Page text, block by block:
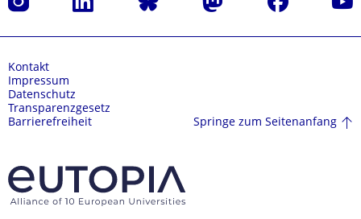
Kontakt
Impressum
Datenschutz
Transparenzgesetz
Barrierefreiheit
Springe zum Seitenanfang